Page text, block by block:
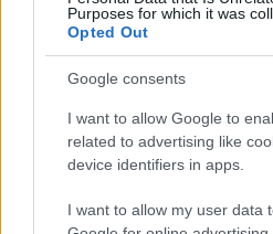
Purposes for which it was
Opted Out
Google consents
I want to allow Google to
related to advertising like
device identifiers in apps.
I want to allow my user data
AUTOR
Staff